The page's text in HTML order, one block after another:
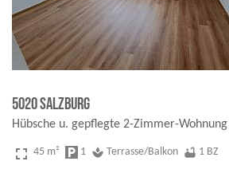
5020 Salzburg
Hübsche u. gepflegte 2-Zimmer-
fullscreen 45 m² local_parking 1 spa Terrasse/Balkon bathtub 1 BZ